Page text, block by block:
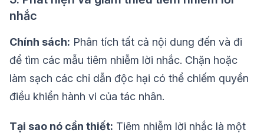
nhắc
Chính sách: Phân tích tất cả nội dung đến và đi
để tìm các mẫu tiêm nhiễm lời nhắc. Chặn hoặc
làm sạch các chỉ dẫn độc hại có thể chiếm quyền
điều khiển hành vi của tác nhân.
Tại sao nó cần thiết: Tiêm nhiễm lời nhắc là một